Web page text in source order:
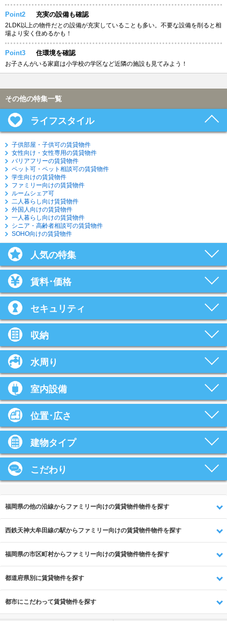
Point2 充実の設備も確認
2LDK以上の物件だとの設備が充実していることも多い。不要な設備を削ると相
場より安く住めるかも！
Point3 住環境を確認
お子さんがいる家庭は小学校の学区など近隣の施設も見てみよう！
その他の特集一覧
ライフスタイル
子供部屋・子供可の賃貸物件
女性向け・女性専用の賃貸物件
バリアフリーの賃貸物件
ペット可・ペット相談可の賃貸物件
学生向けの賃貸物件
ファミリー向けの賃貸物件
ルームシェア可
二人暮らし向け賃貸物件
外国人向けの賃貸物件
一人暮らし向けの賃貸物件
シニア・高齢者相談可の賃貸物件
SOHO向けの賃貸物件
人気の特集
賃料･価格
セキュリティ
収納
水周り
室内設備
位置･広さ
建物タイプ
こだわり
福岡県の他の沿線からファミリー向けの賃貸物件物件を探す
西鉄天神大牟田線の駅からファミリー向けの賃貸物件物件を探す
福岡県の市区町村からファミリー向けの賃貸物件物件を探す
都道府県別に賃貸物件を探す
都市にこだわって賃貸物件を探す